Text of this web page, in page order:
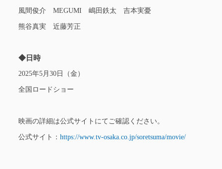
風間俊介 MEGUMI 嶋田鉄太 吉本実憂
熊谷真実 近藤芳正
◆日時
2025年5月30日（金）
全国ロードショー
映画の詳細は公式サイトにてご確認ください。
公式サイト： https://www.tv-osaka.co.jp/soretsuma/movie/